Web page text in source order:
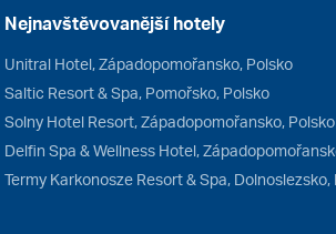
Nejnavštěvovanější hotely
Unitral Hotel, Západopomořansko, Polsko
Saltic Resort & Spa, Pomořsko, Polsko
Solny Hotel Resort, Západopomořansko, Polsko